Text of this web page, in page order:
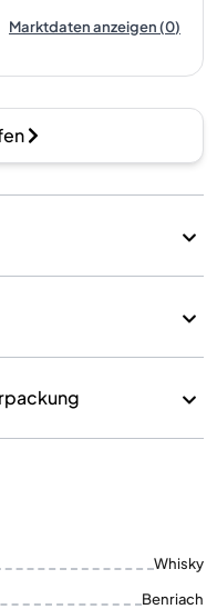
Marktdaten anzeigen(0)
Whisky
Benriach